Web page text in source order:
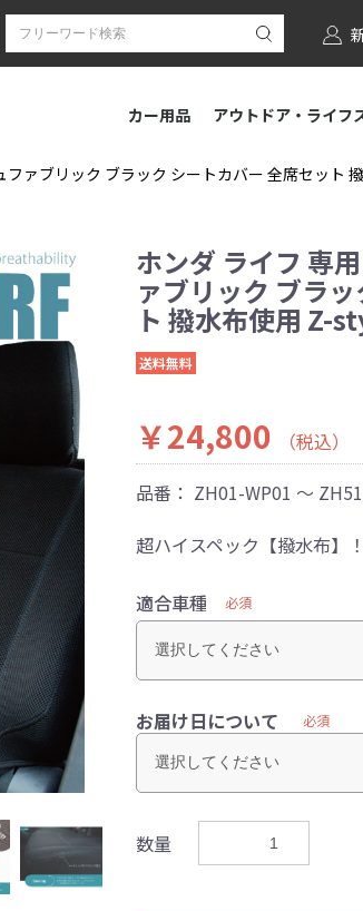
カー用品 アウトドア・ライフ
ファブリック ブラック シートカバー 全席セット
ホンダ ライフ 専
ァブリック ブラ
ト 撥水布使用 Z-
送料無料
￥24,800
（税込）
品番： ZH01-WP01 ～
超ハイスペック【撥水布】
適合車種 必須
お届け日について 必須
数量